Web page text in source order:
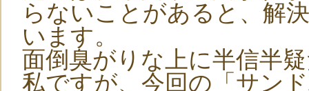
らないことがあると、解
います。
面倒臭がりな上に半信半
私ですが、今回の「サン